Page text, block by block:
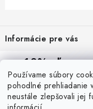
Používame súbory
pohodlné prehliadanie
neustále zlepšovali jej
p
ä
Informácie pre vás
Reklamácie a formulár na
Obchodné podmienky
Podmienky ochrany
Blog
10% zľava
Prihláste sa azískajte
budete